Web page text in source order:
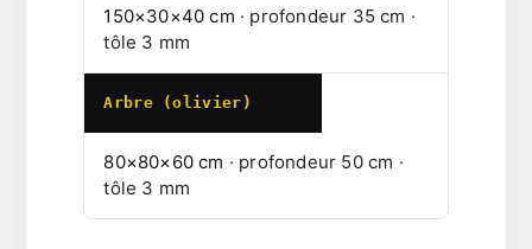
150×30×40 cm · profondeur 35 cm ·
tôle 3 mm
Arbre (olivier)
80×80×60 cm · profondeur 50 cm ·
tôle 3 mm